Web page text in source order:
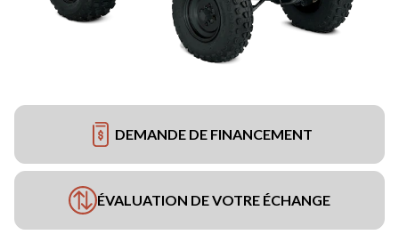
DEMANDE DE FINANCEMENT
ÉVALUATION DE VOTRE ÉCHANGE